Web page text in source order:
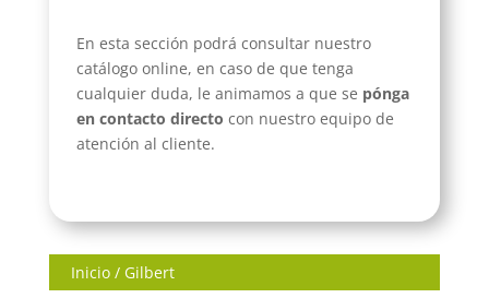
En esta sección podrá consultar nuestro
catálogo online, en caso de que tenga
cualquier duda, le animamos a que se pónga
en contacto directo con nuestro equipo de
atención al cliente.
Inicio/ Gilbert